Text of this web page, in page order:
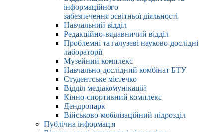
інформаційного
забезпечення освітньої діяльності
Навчальний відділ
Редакційно-видавничий відділ
Проблемні та галузеві науково-дослідні
лабораторії
Музейний комплекс
Навчально-дослідний комбінат БТУ
Студентське містечко
Відділ медіакомунікацій
Кінно-спортивний комплекс
Дендропарк
Військово-мобілізаційний підрозділ
Публічна інформація